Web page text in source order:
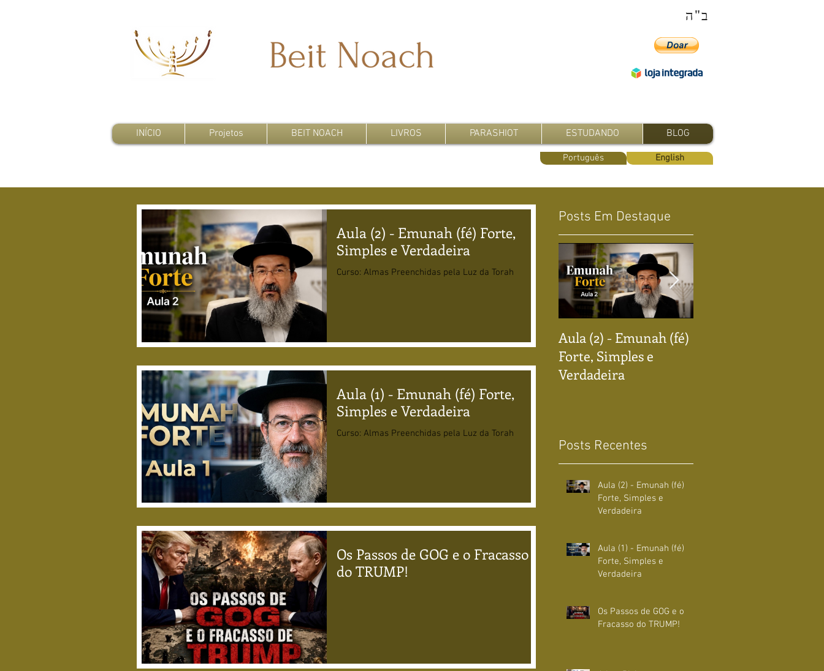
ב"ה
INÍCIO Projetos BEIT NOACH LIVROS PARASHIOT ESTUDANDO BLOG
Português English
Aula (2) - Emunah (fé) Forte,
Simples e Verdadeira
Curso: Almas Preenchidas pela Luz da Torah
Aula (1) - Emunah (fé) Forte,
Simples e Verdadeira
Curso: Almas Preenchidas pela Luz da Torah
Os Passos de GOG e o Fracasso
do TRUMP!
Posts Em Destaque
Aula (2) - Emunah (fé)
Forte, Simples e
Verdadeira
Posts Recentes
Aula (2) - Emunah (fé)
Forte, Simples e
Verdadeira
Aula (1) - Emunah (fé)
Forte, Simples e
Verdadeira
Os Passos de GOG e o
Fracasso do TRUMP!